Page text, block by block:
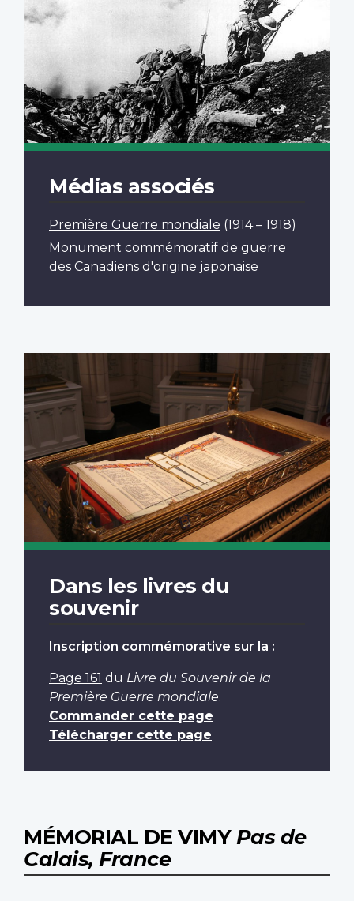
Médias associés
Première Guerre mondiale (1914 – 1918)
Monument commémoratif de guerre
des Canadiens d'origine japonaise
Dans les livres du
souvenir
Inscription commémorative sur la :
Page 161 du Livre du Souvenir de la
Première Guerre mondiale.
Commander cette page
Télécharger cette page
MÉMORIAL DE VIMYPas de
Calais, France